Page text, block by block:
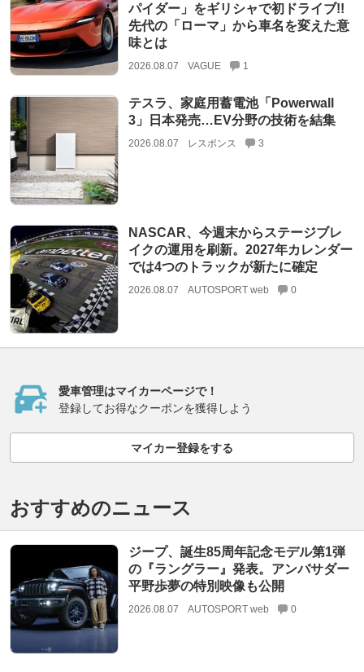
パイダー」をギリシャで初ドライブ!!
先代の「ローマ」から車名を変えた意
味とは
2026.08.07 VAGUE 1
テスラ、家庭用蓄電池「Powerwall
3」日本発売…EV分野の技術を結集
2026.08.07 レスポンス 3
NASCAR、今週末からステージブレ
イクの運用を刷新。2027年カレンダー
では4つのトラックが新たに確定
2026.08.07 AUTOSPORT web 0
愛車管理はマイカーページで！
登録してお得なクーポンを獲得しよう
マイカー登録をする
おすすめのニュース
ジープ、誕生85周年記念モデル第1弾
の『ラングラー』発表。アンバサダー
平野歩夢の特別映像も公開
2026.08.07 AUTOSPORT web 0